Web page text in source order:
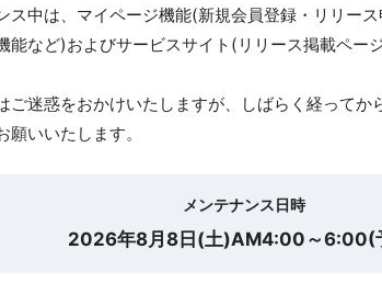
ス中は、マイページ機能(新規会員登録・リリー
能など)およびサービスサイト(リリース掲載ペー
ご迷惑をおかけいたしますが、しばらく経ってか
願いいたします。
メンテナンス日時
2026年8月8日(土)AM4:00～6:00(